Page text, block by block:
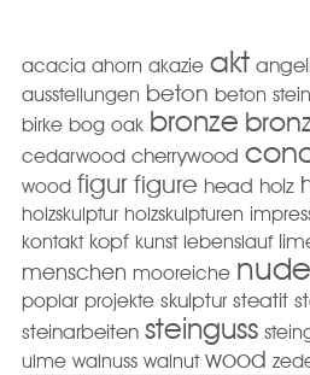
acacia ahorn akazie akt
ausstellungen beton beton
birke bog oak bronze
cedarwood cherrywood
wood figur figure head holz
holzskulptur holzskulpturen
kontakt kopf kunst lebenslauf
menschen mooreiche nude
poplar projekte skulptur steatit
steinarbeiten steinguss
ulme walnuss walnut wood